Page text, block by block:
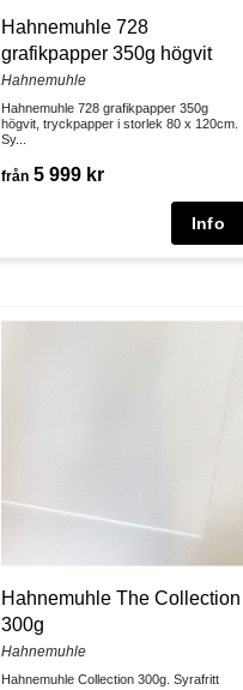
Hahnemuhle 728
grafikpapper 350g högvit
Hahnemuhle
Hahnemuhle 728 grafikpapper 350g
högvit, tryckpapper i storlek 80 x 120cm.
Sy...
från 5 999 kr
Hahnemuhle The Collection
300g
Hahnemuhle
Hahnemuhle Collection 300g. Syrafritt